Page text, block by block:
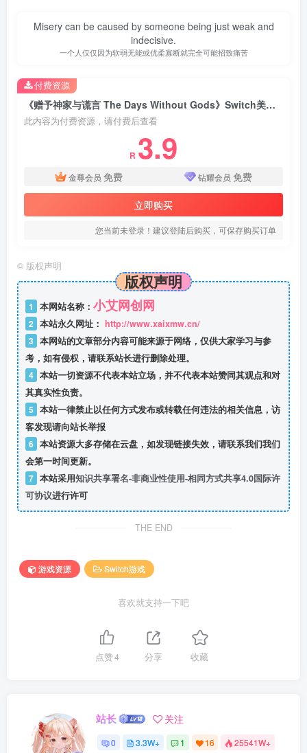
Misery can be caused by someone being just weak and
indecisive.
一个人仅仅因为软弱无能或优柔寡断就完全可能招致痛苦
《赠予神家与谎言 The Days Without Gods》Switch美版中文NSZ下载
此内容为付费资源，请付费后查看
R 3.9
金尊会员 免费 钻耀会员 免费
立即购买
您当前未登录！建议登陆后购买，可保存购买订单
付费资源
© 版权声明
版权声明
1 本网站名称： 小艾网创网
2 本站永久网址： http://www.xaixmw.cn/
3 本网站的文章部分内容可能来源于网络，仅供大家学习与参
考，如有侵权，请联系站长进行删除处理。
4 本站一切资源不代表本站立场，并不代表本站赞同其观点和对
其真实性负责。
5 本站一律禁止以任何方式发布或转载任何违法的相关信息，访
客发现请向站长举报
6 本站资源大多存储在云盘，如发现链接失效，请联系我们我们
会第一时间更新。
7 本站采用知识共享署名-非商业性使用-相同方式共享4.0国际许
可协议进行许可
THE END
游戏资源 Switch游戏
喜欢就支持一下吧
点赞4 分享 收藏
站长 关注
0 3.3W+ 1 16 25541W+